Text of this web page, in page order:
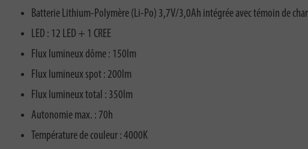
Batterie Lithium-Polymère (Li-Po) 3,7V/3,0Ah intégrée avec témoin de
LED : 12 LED + 1 CREE
Flux lumineux dôme : 150lm
Flux lumineux spot : 200lm
Flux lumineux total : 350lm
Autonomie max. : 70h
Température de couleur : 4000K